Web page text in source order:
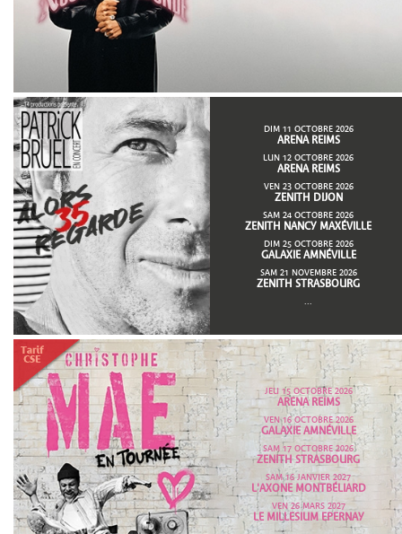
DIM 11 OCTOBRE 2026
ARENA REIMS
LUN 12 OCTOBRE 2026
ARENA REIMS
VEN 23 OCTOBRE 2026
ZENITH DIJON
SAM 24 OCTOBRE 2026
ZENITH NANCY MAXÉVILLE
DIM 25 OCTOBRE 2026
GALAXIE AMNÉVILLE
SAM 21 NOVEMBRE 2026
ZENITH STRASBOURG
...
JEU 15 OCTOBRE 2026
ARENA REIMS
VEN 16 OCTOBRE 2026
GALAXIE AMNÉVILLE
SAM 17 OCTOBRE 2026
ZENITH STRASBOURG
SAM 16 JANVIER 2027
L'AXONE MONTBÉLIARD
VEN 26 MARS 2027
LE MILLESIUM EPERNAY